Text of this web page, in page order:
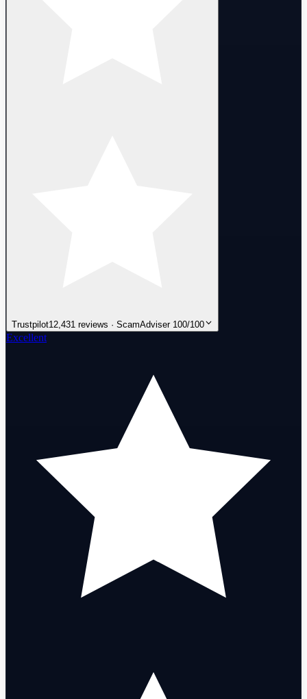
Trustpilot12,431 reviews · ScamAdviser 100/100
Excellent